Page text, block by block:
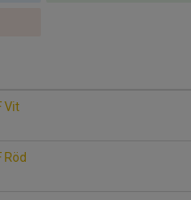
Vit
Röd